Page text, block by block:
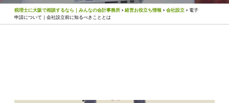
税理士に大阪で相談するなら｜みんなの会計事務所 > 経営お役立ち情報 > 会社設立 > 電子
申請について｜会社設立前に知るべきこととは